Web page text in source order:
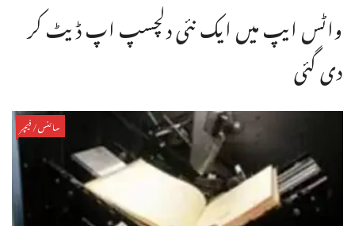
واٹس ایپ میں ایک نئی دلچسپ اپ ڈیٹ کر
دی گئی
سائنس/فیچر